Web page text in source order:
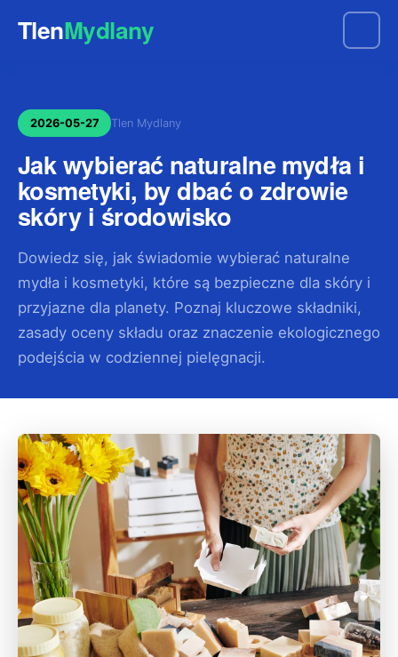
TlenMydlany
2026-05-27 Tlen Mydlany
Jak wybierać naturalne mydła i
kosmetyki, by dbać o zdrowie
skóry i środowisko
Dowiedz się, jak świadomie wybierać naturalne
mydła i kosmetyki, które są bezpieczne dla skóry i
przyjazne dla planety. Poznaj kluczowe składniki,
zasady oceny składu oraz znaczenie ekologicznego
podejścia w codziennej pielęgnacji.